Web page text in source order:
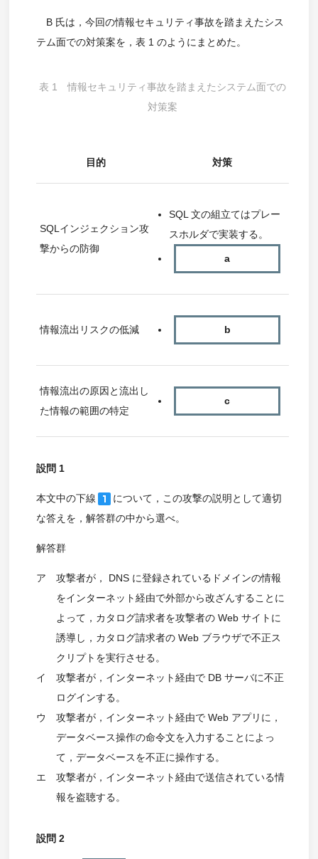
B 氏は，今回の情報セキュリティ事故を踏まえたシス
テム面での対策案を，表 1 のようにまとめた。
表 1 情報セキュリティ事故を踏まえたシステム面での
対策案
目的 対策
SQLインジェクション攻
撃からの防御
SQL 文の組立てはプレー
スホルダで実装する。
a
情報流出リスクの低減 b
情報流出の原因と流出し
た情報の範囲の特定
c
設問 1
本文中の下線looks_one について，この攻撃の説明として適切
な答えを，解答群の中から選べ。
解答群
ア
攻撃者が， DNS に登録されているドメインの情報
をインターネット経由で外部から改ざんすることに
よって，カタログ請求者を攻撃者の Web サイトに
誘導し，カタログ請求者の Web ブラウザで不正ス
クリプトを実行させる。
イ
攻撃者が，インターネット経由で DB サーバに不正
ログインする。
ウ
攻撃者が，インターネット経由で Web アプリに，
データベース操作の命令文を入力することによっ
て，データベースを不正に操作する。
エ
攻撃者が，インターネット経由で送信されている情
報を盗聴する。
設問 2